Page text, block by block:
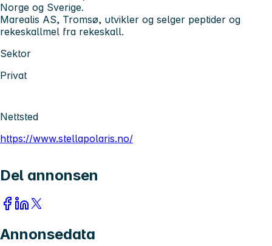
Norge og Sverige.
Marealis AS, Tromsø, utvikler og selger peptider og
rekeskallmel fra rekeskall.
Sektor
Privat
Nettsted
https://www.stellapolaris.no/
Del annonsen
Annonsedata